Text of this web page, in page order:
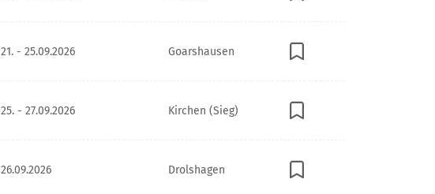
21. - 25.09.2026 Goarshausen
25. - 27.09.2026 Kirchen (Sieg)
26.09.2026 Drolshagen